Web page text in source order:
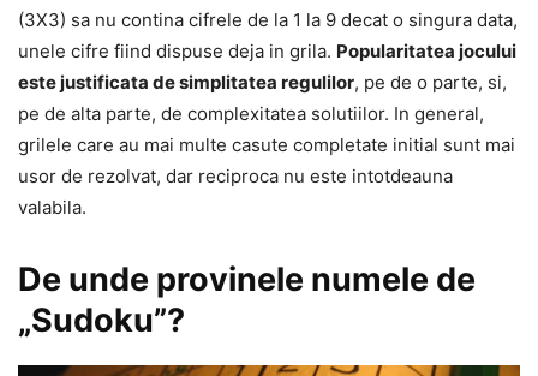
(3X3) sa nu contina cifrele de la 1 la 9 decat o singura data,
unele cifre fiind dispuse deja in grila. Popularitatea jocului
este justificata de simplitatea regulilor, pe de o parte, si,
pe de alta parte, de complexitatea solutiilor. In general,
grilele care au mai multe casute completate initial sunt mai
usor de rezolvat, dar reciproca nu este intotdeauna
valabila.
De unde provinele numele de
„Sudoku”?